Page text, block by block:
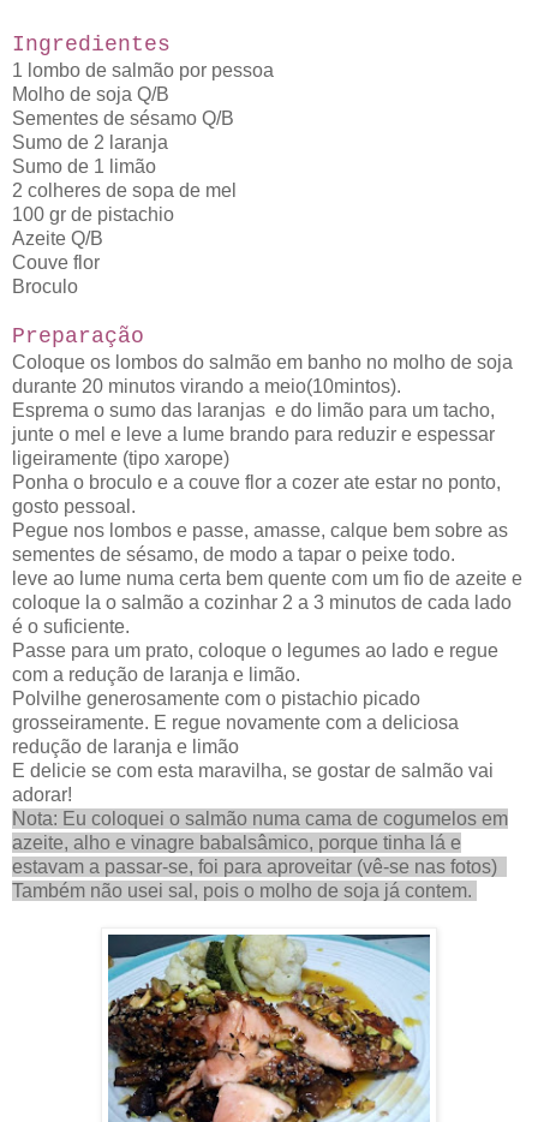
Ingredientes
1 lombo de salmão por pessoa
Molho de soja Q/B
Sementes de sésamo Q/B
Sumo de 2 laranja
Sumo de 1 limão
2 colheres de sopa de mel
100 gr de pistachio
Azeite Q/B
Couve flor
Broculo
Preparação
Coloque os lombos do salmão em banho no molho de soja
durante 20 minutos virando a meio(10mintos).
Esprema o sumo das laranjas e do limão para um tacho,
junte o mel e leve a lume brando para reduzir e espessar
ligeiramente (tipo xarope)
Ponha o broculo e a couve flor a cozer ate estar no ponto,
gosto pessoal.
Pegue nos lombos e passe, amasse, calque bem sobre as
sementes de sésamo, de modo a tapar o peixe todo.
leve ao lume numa certa bem quente com um fio de azeite e
coloque la o salmão a cozinhar 2 a 3 minutos de cada lado
é o suficiente.
Passe para um prato, coloque o legumes ao lado e regue
com a redução de laranja e limão.
Polvilhe generosamente com o pistachio picado
grosseiramente. E regue novamente com a deliciosa
redução de laranja e limão
E delicie se com esta maravilha, se gostar de salmão vai
adorar!
Nota: Eu coloquei o salmão numa cama de cogumelos em
azeite, alho e vinagre babalsâmico, porque tinha lá e
estavam a passar-se, foi para aproveitar (vê-se nas fotos)
Também não usei sal, pois o molho de soja já contem.